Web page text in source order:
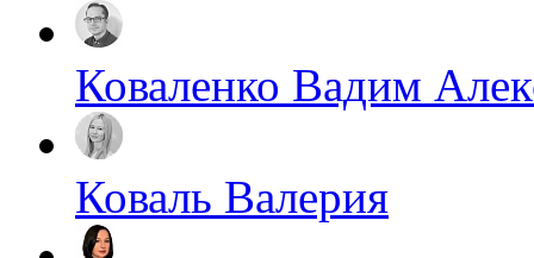
Коваленко Вадим
Коваль Валерия